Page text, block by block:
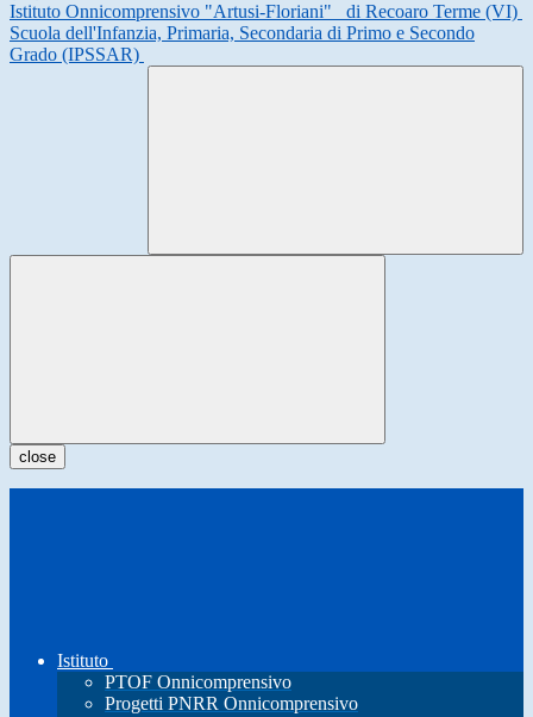
Istituto Onnicomprensivo "Artusi-Floriani"
di Recoaro Terme (VI)
Scuola dell'Infanzia, Primaria, Secondaria di Primo e Secondo
Grado (IPSSAR)
close
Istituto
PTOF Onnicomprensivo
Progetti PNRR Onnicomprensivo